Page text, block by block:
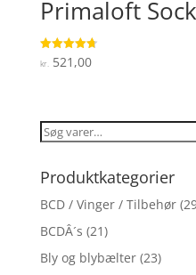
Primaloft
Vurderet
4.7
kr.521,00
Søg
Produktkategorier
BCD / Vinger / Tilbehør
BCDÂ´s (21)
Bly og blybælter (23)